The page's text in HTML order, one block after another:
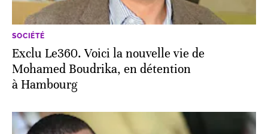
SOCIÉTÉ
Exclu Le360. Voici la nouvelle vie de
Mohamed Boudrika, en détention
à Hambourg